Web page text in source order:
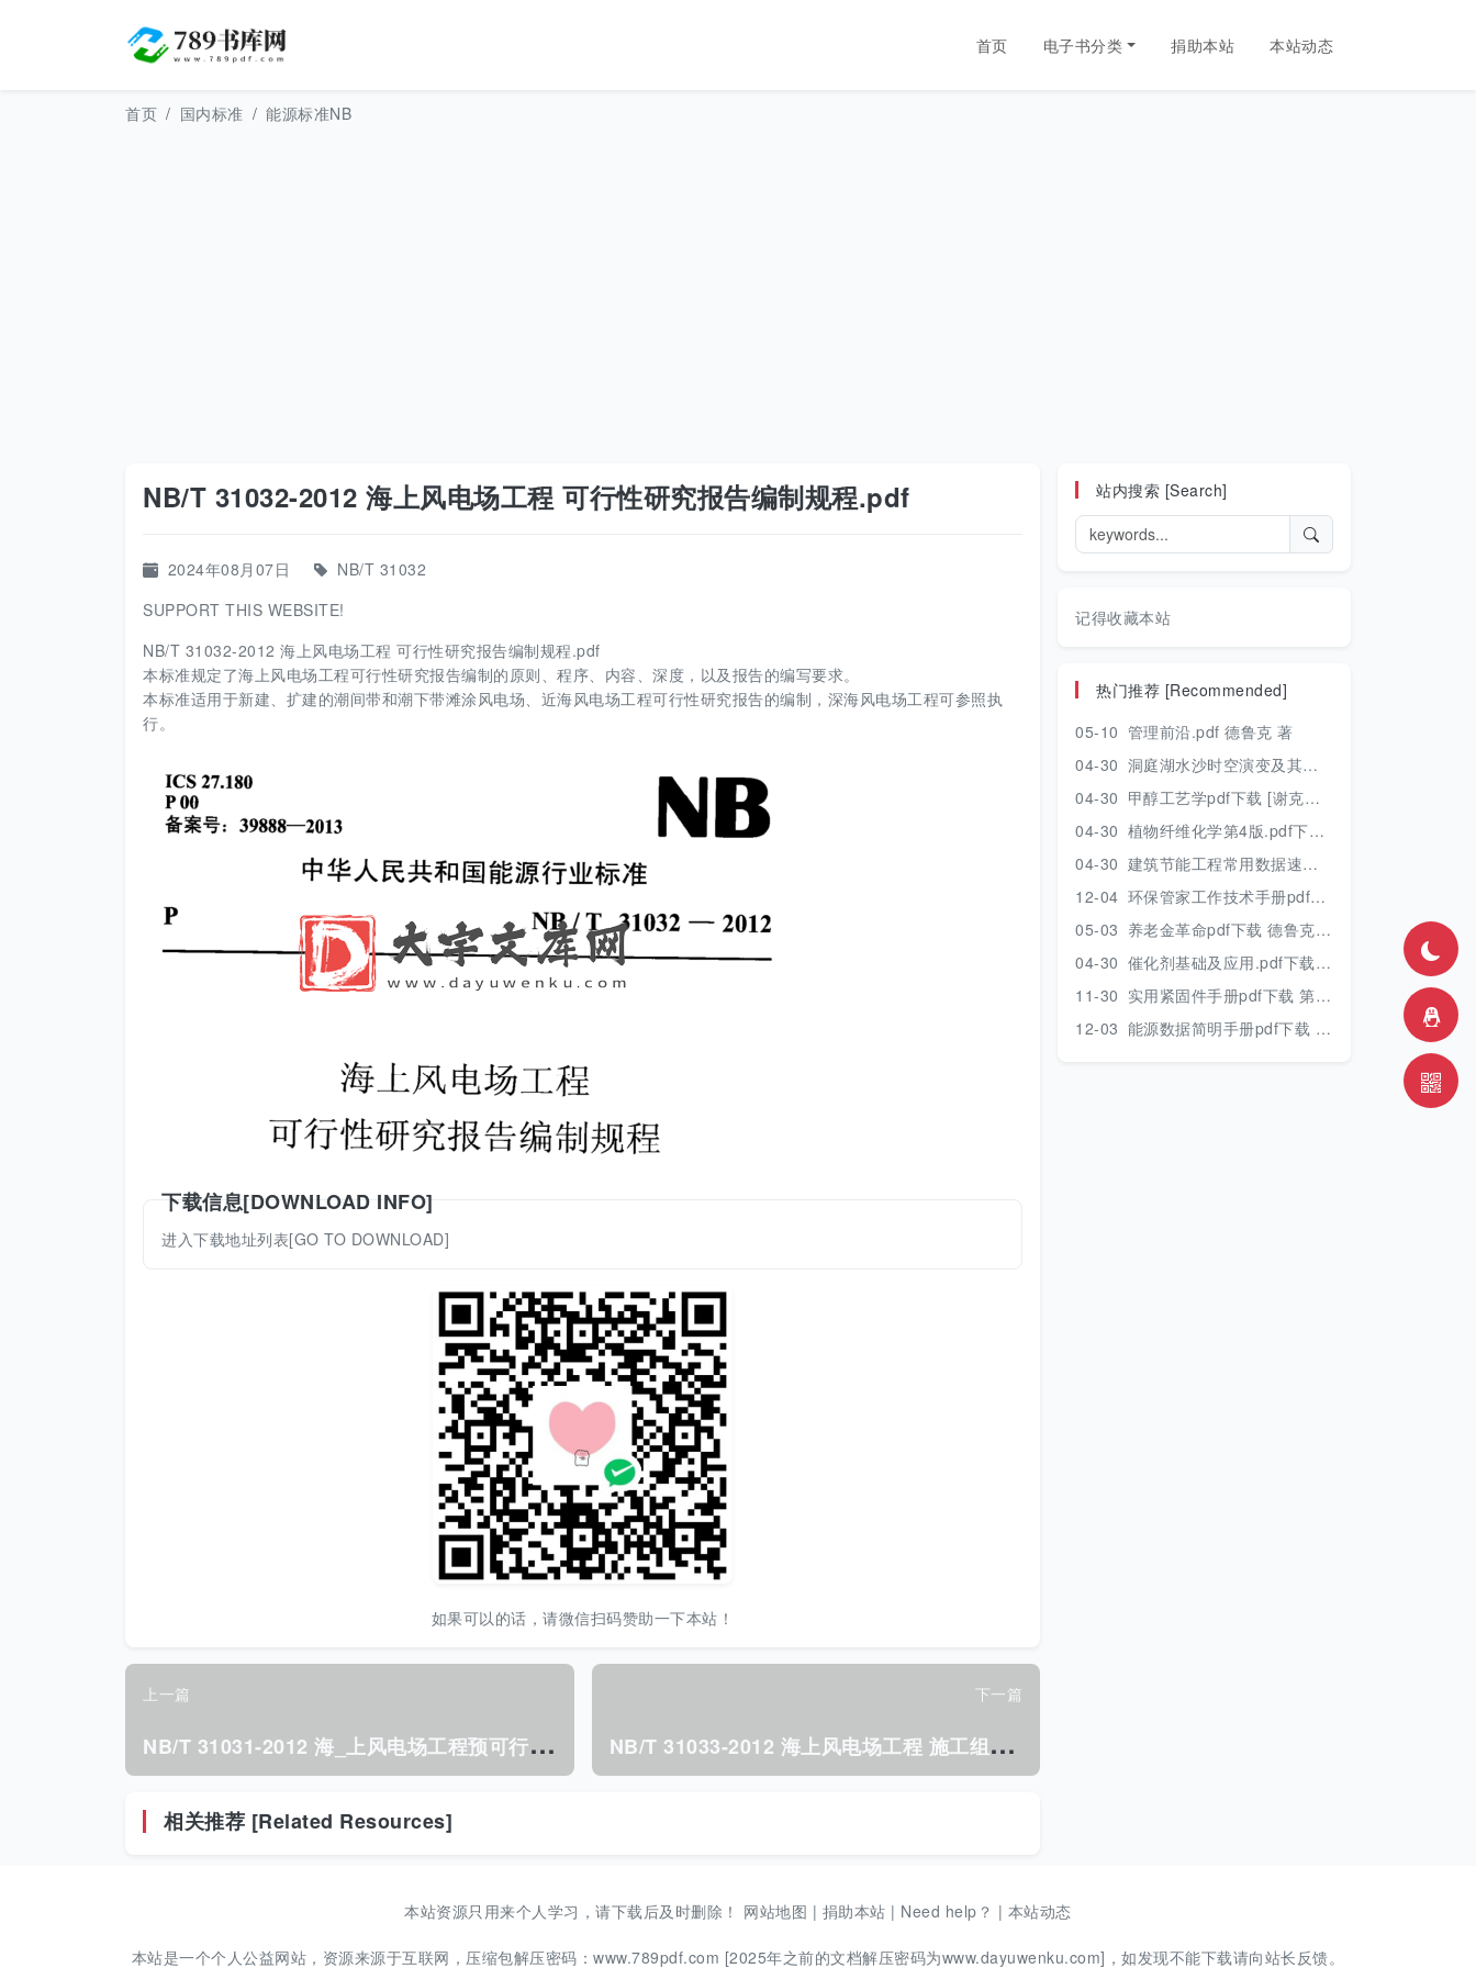
首页 电子书分类 捐助本站 本站动态
首页 国内标准 能源标准NB
NB/T 31032-2012 海上风电场工程 可行性研究报告编制规程.pdf
2024年08月07日
NB/T 31032
SUPPORT THIS WEBSITE!
NB/T 31032-2012 海上风电场工程 可行性研究报告编制规程.pdf
本标准规定了海上风电场工程可行性研究报告编制的原则、程序、内容、深度，以及报告的编写要求。
本标准适用于新建、扩建的潮间带和潮下带滩涂风电场、近海风电场工程可行性研究报告的编制，深海风电场工程可参照执
行。
下载信息[DOWNLOAD INFO]
进入下载地址列表[GO TO DOWNLOAD]
如果可以的话，请微信扫码赞助一下本站！
上一篇
N
B/T 31031-2012 海_上风电场工程预可行性研究报告 编制规程.pdf
下一篇
N
B/T 31033-2012 海上风电场工程 施工组织设计技术规定.pdf
相关推荐 [Related Resources]
站内搜索 [Search]
记得收藏本站
热门推荐 [Recommended]
05-10 管理前沿.pdf 德鲁克 著
04-30 洞庭湖水沙时空演变及其对水资源安全的影响研究.pdf 胡光伟 著 2017年版
04-30 甲醇工艺学pdf下载 [谢克昌 房鼎业主编] 2010年版
04-30 植物纤维化学第4版.pdf下载 [裴继诚主编] 2012年版
04-30 建筑节能工程常用数据速查手册.pdf下载 [陈慢勤著] 2010年版
12-04 环保管家工作技术手册pdf下载 2019年版
05-03 养老金革命pdf下载 德鲁克 著
04-30 催化剂基础及应用.pdf下载 [季生福 张谦温 赵彬侠编] 2011年版
11-30 实用紧固件手册pdf下载 第三版 2018年版
12-03 能源数据简明手册pdf下载 2017版
本站资源只用来个人学习，请下载后及时删除！ 网站地图 | 捐助本站 | Need help？ | 本站动态
本站是一个个人公益网站，资源来源于互联网，压缩包解压密码：www.789pdf.com [2025年之前的文档解压密码为www.dayuwenku.com]，如发现不能下载请向站长反馈。